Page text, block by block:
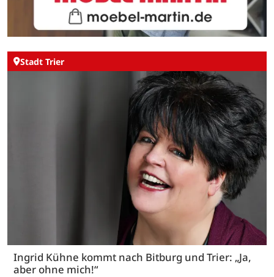
Stadt Trier
Ingrid Kühne kommt nach Bitburg und Trier: „Ja,
aber ohne mich!“